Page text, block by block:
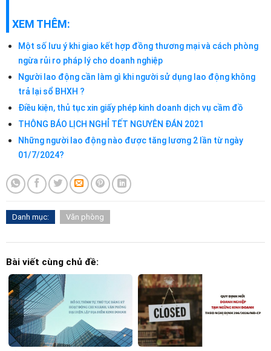
XEM THÊM:
Một số lưu ý khi giao kết hợp đồng thương mại và cách phòng
ngừa rủi ro pháp lý cho doanh nghiệp
Người lao động cần làm gì khi người sử dụng lao động không
trả lại sổ BHXH ?
Điều kiện, thủ tục xin giấy phép kinh doanh dịch vụ cầm đồ
THÔNG BÁO LỊCH NGHỈ TẾT NGUYÊN ĐÁN 2021
Những người lao động nào được tăng lương 2 lần từ ngày
01/7/2024?
Danh mục: Văn phòng
Bài viết cùng chủ đề: